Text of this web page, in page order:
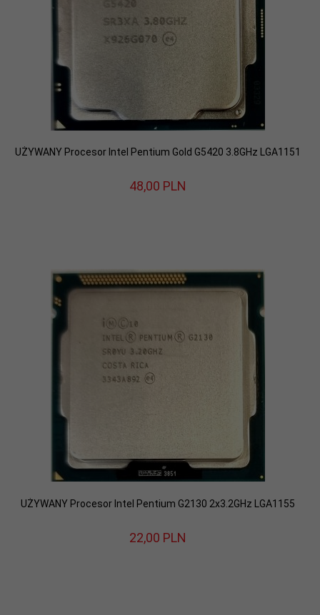
UŻYWANY Procesor Intel Pentium Gold G5420 3.8GHz LGA1151
48,00 PLN
UŻYWANY Procesor Intel Pentium G2130 2x3.2GHz LGA1155
22,00 PLN